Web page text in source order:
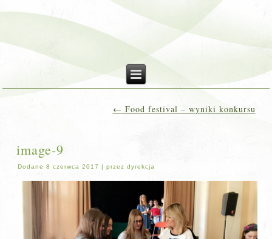
← Food festival – wyniki konkursu
image-9
Dodane 8 czerwca 2017 |przez dyrekcja